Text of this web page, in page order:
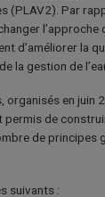
(PLAV2). Par
l’approche
d’améliorer la
la gestion de
organisés en
permis de
de principes
suivants :